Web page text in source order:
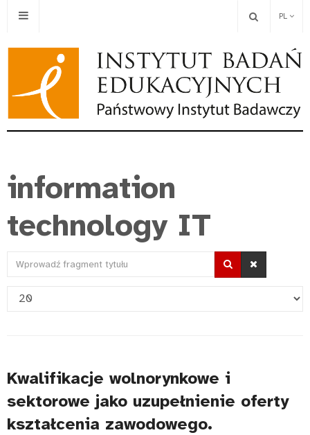
PL
information
technology IT
Wprowadź
tytułu
Pokaż
Kwalifikacje wolnorynkowe i
sektorowe jako uzupełnienie oferty
kształcenia zawodowego.